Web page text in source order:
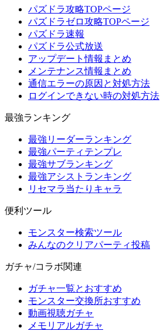
パズドラ攻略TOPページ
パズドラゼロ攻略TOPページ
パズドラ速報
パズドラ公式放送
アップデート情報まとめ
メンテナンス情報まとめ
通信エラーの原因と対処方法
ログインできない時の対処方法
最強ランキング
最強リーダーランキング
最強パーティテンプレ
最強サブランキング
最強アシストランキング
リセマラ当たりキャラ
便利ツール
モンスター検索ツール
みんなのクリアパーティ投稿
ガチャ/コラボ関連
ガチャ一覧とおすすめ
モンスター交換所おすすめ
動画視聴ガチャ
メモリアルガチャ